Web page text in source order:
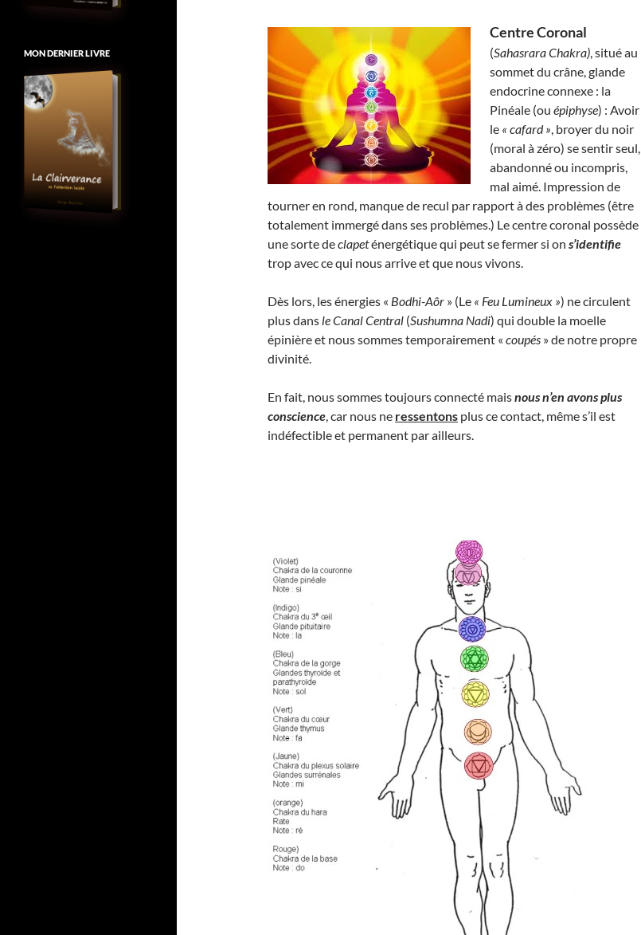
Centre Coronal
(Sahasrara Chakra), situé au
sommet du crâne, glande
endocrine connexe : la
Pinéale (ou épiphyse) : Avoir
le « cafard », broyer du noir
(moral à zéro) se sentir seul,
abandonné ou incompris,
mal aimé. Impression de
tourner en rond, manque de recul par rapport à des problèmes (être
totalement immergé dans ses problèmes.) Le centre coronal possède
une sorte declapeténergétique qui peut se fermer si on s’identifie
trop avec ce qui nous arrive et que nous vivons.
Dès lors, les énergies « Bodhi-Aôr » (Le « Feu Lumineux ») ne circulent
plus dans le Canal Central (Sushumna Nadi) qui double la moelle
épinière et nous sommes temporairement « coupés » de notre propre
divinité.
En fait, nous sommes toujours connecté maisnous n’en avons plus
conscience, car nous ne ressentons plus ce contact, même s’il est
indéfectible et permanent par ailleurs.
MON DERNIER LIVRE